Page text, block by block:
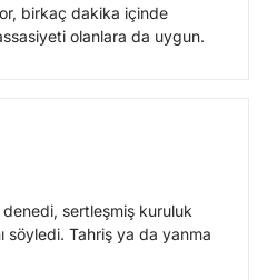
birkaç dakika içinde
olanlara da uygun.
sertleşmiş kuruluk
söyledi. Tahriş ya da yanma